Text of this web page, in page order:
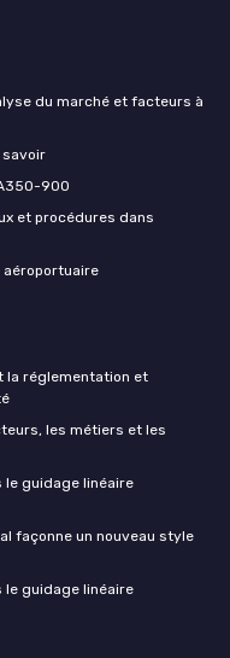
du marché et facteurs à
savoir
900
et procédures dans
aéroportuaire
la réglementation et
les métiers et les
le guidage linéaire
façonne un nouveau style
le guidage linéaire